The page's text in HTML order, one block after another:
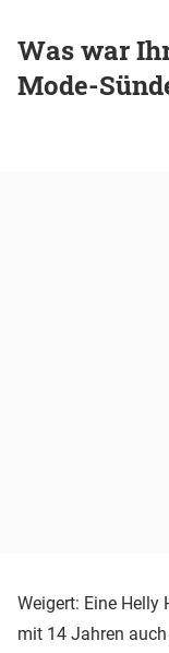
Was war
Mode-
Weigert: Eine Helly
mit 14 Jahren